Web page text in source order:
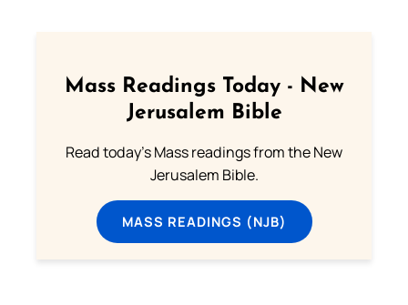
Mass Readings Today - New
Jerusalem Bible
Read today's Mass readings from the New
Jerusalem Bible.
MASS READINGS (NJB)